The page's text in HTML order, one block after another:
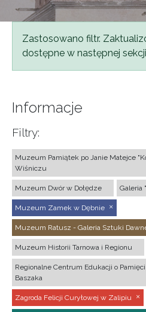
Komunikat
Zastosowano filtr.
dostępne w następnej
Informacje
Filtry:
Muzeum Pamiątek po Janie Matejce
Wiśniczu
Muzeum Dwór w Dołędze Galeria
Muzeum Zamek w Dębnie
Muzeum Ratusz - Galeria Sztuki
Muzeum Historii Tarnowa i Regionu
Regionalne Centrum Edukacji o
Baszaka
Zagroda Felicji Curyłowej w Zalipiu